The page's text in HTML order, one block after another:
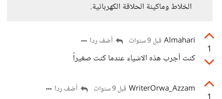
الخلاط وماكينة الحلاقة الكهربائية.
1
Almahari قبل 9 سنوات أضف ردا
كنت أجرب هذه الاشياء عندما كنت صغيراً
WriterOrwa_Azzam قبل 9 سنوات أضف ردا